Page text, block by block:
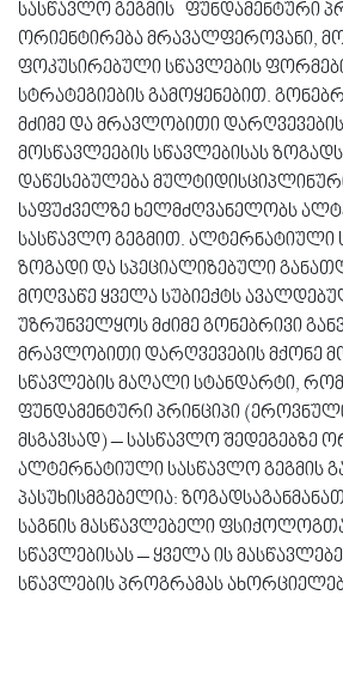
სასწავლო გეგმის ფუნდამენტური
ორიენტირება მრავალფეროვანი,
ფოკუსირებული სწავლების
სტრატეგიების გამოყენებით.
მძიმე და მრავლობითი
მოსწავლეების სწავლებისას
დაწესებულება
საფუძველზე ხელმძღვანელობს
სასწავლო გეგმით. ალტერნატიული
ზოგადი და სპეციალიზებული
მოღვაწე ყველა სუბიექტს
უზრუნველყოს მძიმე გონებრივი
მრავლობითი დარღვევების მქონე
სწავლების მაღალი სტანდარტი,
ფუნდამენტური პრინციპი
მსგავსად) – სასწავლო შედეგებზე
ალტერნატიული სასწავლო გეგმის
პასუხისმგებელია:
საგნის მასწავლებელი
სწავლებისას – ყველა ის
სწავლების პროგრამას